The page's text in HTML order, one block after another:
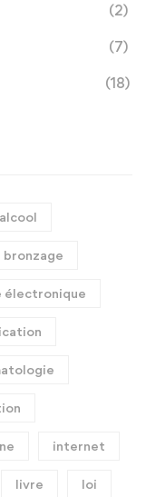
(2)
(7)
(18)
alcool
bronzage
internet
livre loi